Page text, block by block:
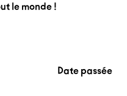
le monde !
Date passée